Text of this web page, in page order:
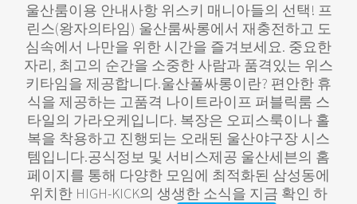
울산룸이용 안내사항 위스키 매니아들의 선택! 프
린스(왕자의타임) 울산룸싸롱에서 재충전하고 도
심속에서 나만을 위한 시간을 즐겨보세요. 중요한
자리, 최고의 순간을 소중한 사람과 품격있는 위스
키타임을 제공합니다. ​울산풀싸롱이란? 편안한 휴
식을 제공하는 고품격 나이트라이프 퍼블릭룸 스
타일의 가라오케입니다. 복장은 오피스룩이나 홀
복을 착용하고 진행되는 오래된 울산야구장 시스
템입니다. ​공식정보 및 서비스제공 울산세븐의 홈
페이지를 통해 다양한 모임에 최적화된 삼성동에
위치한 HIGH-KICK의 생생한 소식을 지금 확인 하